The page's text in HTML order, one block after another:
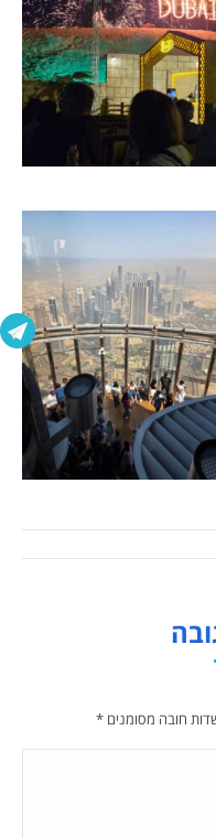
חובה מסומנים*